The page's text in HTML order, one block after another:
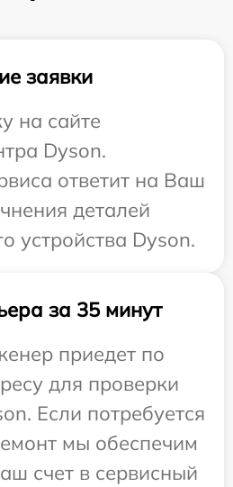
заявки
на сайте
Dyson.
ответит на Ваш
деталей
устройства Dyson.
за 35 минут
приедет по
для проверки
Если потребуется
мы обеспечим
счет в сервисный